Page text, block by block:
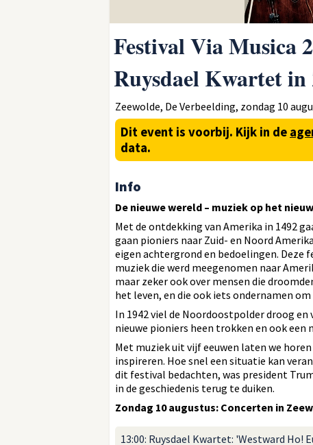
Festival Via Musica
Ruysdael Kwartet in
Zeewolde, De Verbeelding, zondag 10
Dit event is voorbij. Kijk in de
data.
Info
De nieuwe wereld – muziek op het
Met de ontdekking van Amerika in 1492
gaan pioniers naar Zuid- en Noord
eigen achtergrond en bedoelingen. Deze
muziek die werd meegenomen naar
maar zeker ook over mensen die
het leven, en die ook iets ondernamen
In 1942 viel de Noordoostpolder droog en
nieuwe pioniers heen trokken en ook een
Met muziek uit vijf eeuwen laten we
inspireren. Hoe snel een situatie kan
dit festival bedachten, was president
in de geschiedenis terug te duiken.
Zondag 10 augustus: Concerten in
13:00: Ruysdael Kwartet: 'Westward Ho!